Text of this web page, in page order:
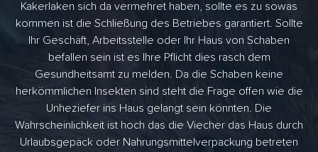
Kakerlaken sich da vermehret haben, sollte es zu sowas
kommen ist die Schließung des Betriebes garantiert. Sollte
Ihr Geschäft, Arbeitsstelle oder Ihr Haus von Schaben
befallen sein ist es Ihre Pflicht dies rasch dem
Gesundheitsamt zu melden. Da die Schaben keine
herkömmlichen Insekten sind steht die Frage offen wie die
Unheziefer ins Haus gelangt sein könnten. Die
Wahrscheinlichkeit ist hoch das die Viecher das Haus durch
Urlaubsgepäck oder Nahrungsmittelverpackung betreten